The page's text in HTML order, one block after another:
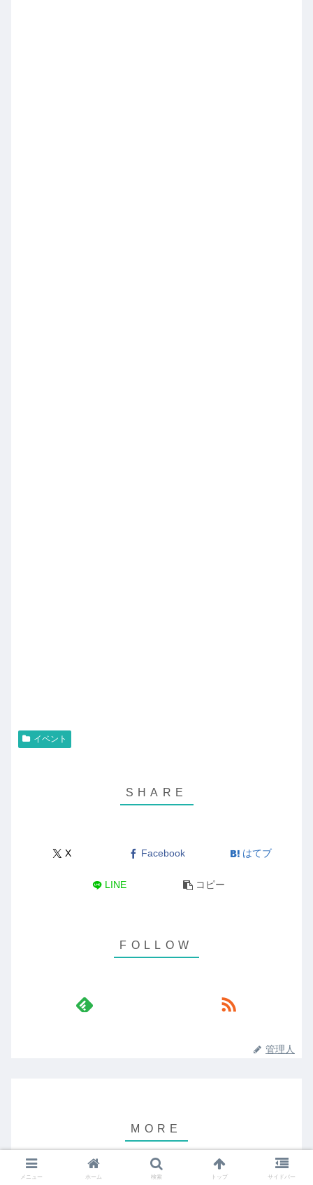
イベント
X Facebook はてブ
LINE コピー
管理人
メニュー ホーム 検索 トップ サイドバー